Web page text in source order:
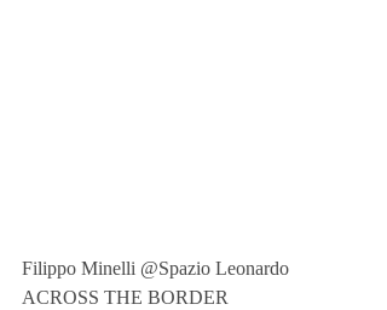
Filippo Minelli @Spazio Leonardo
ACROSS THE BORDER